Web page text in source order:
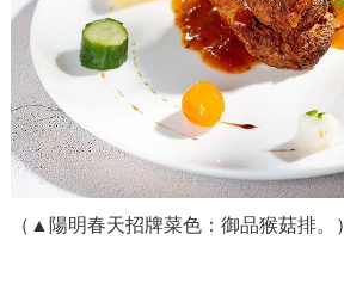
（▲陽明春天招牌菜色：御品猴菇排。）